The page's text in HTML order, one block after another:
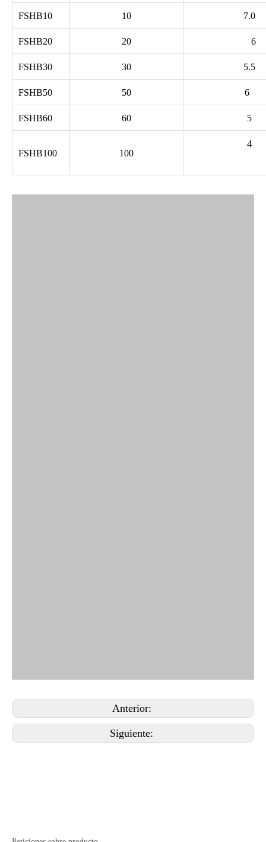
FSHB10 10 7.0
FSHB20 20 6
FSHB30 30 5.5
FSHB50 50 6
FSHB60 60 5
FSHB100 100
4
Anterior:
Siguiente: